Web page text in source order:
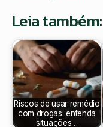
Leia também:
Riscos de usar remédio
com drogas: entenda
situações…